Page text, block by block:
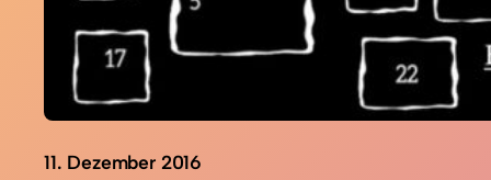
11. Dezember 2016